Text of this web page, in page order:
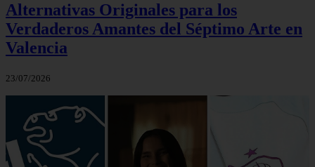
Alternativas Originales para los
Verdaderos Amantes del Séptimo Arte en
Valencia
23/07/2026